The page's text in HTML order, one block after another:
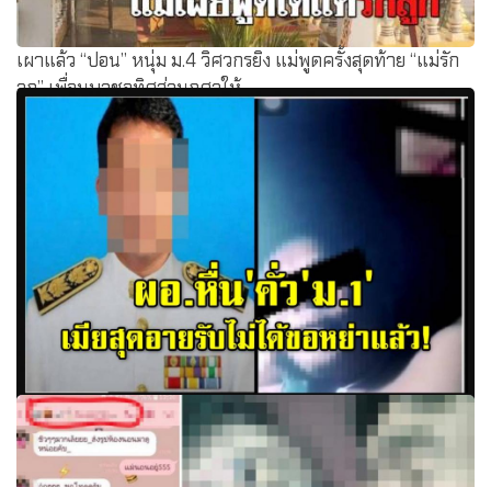
เผาแล้ว “ปอน” หนุ่ม ม.4 วิศวกรยิง แม่พูดครั้งสุดท้าย “แม่รัก
ลูก” เพื่อนบวชอุทิศส่วนกุศลให้
จ่อให้ออก "ผอ.หื่น" คั่ว "ม.1" เมียสุดอายรับไม่ได้ขอหย่าแล้ว!